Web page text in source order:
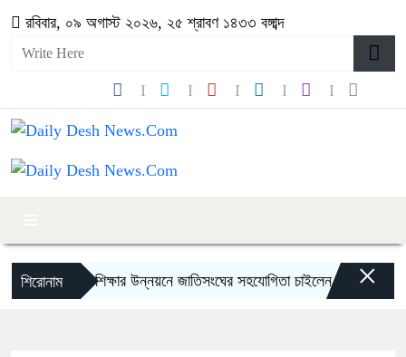
রবিবার, ০৯ অগাস্ট ২০২৬, ২৫ শ্রাবণ ১৪৩৩ বঙ্গাব্দ
শিরোনাম শিক্ষার উন্নয়নে জাতিসংঘের সহযোগিতা চাইলেন শিক্ষামন্ত্রী×